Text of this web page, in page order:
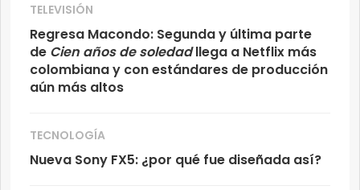
TELEVISIÓN
Regresa Macondo: Segunda y última parte
de Cien años de soledadllega a Netflix más
colombiana y con estándares de producción
aún más altos
TECNOLOGÍA
Nueva Sony FX5: ¿por qué fue diseñada así?